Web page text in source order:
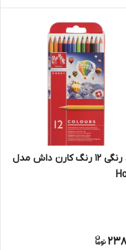
مداد رنگی 12 رنگ کارن داش مدل